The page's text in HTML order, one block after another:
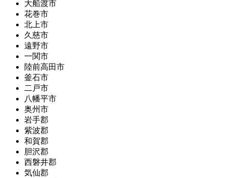
大船渡市
花巻市
北上市
久慈市
遠野市
一関市
陸前高田市
釜石市
二戸市
八幡平市
奥州市
岩手郡
紫波郡
和賀郡
胆沢郡
西磐井郡
気仙郡